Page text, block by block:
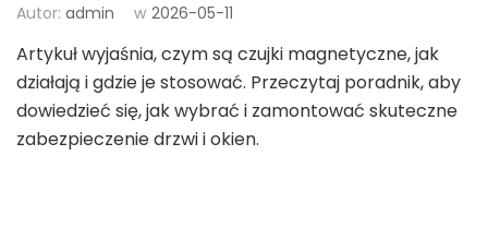
Autor: admin w 2026-05-11
Artykuł wyjaśnia, czym są czujki magnetyczne, jak
działają i gdzie je stosować. Przeczytaj poradnik, aby
dowiedzieć się, jak wybrać i zamontować skuteczne
zabezpieczenie drzwi i okien.